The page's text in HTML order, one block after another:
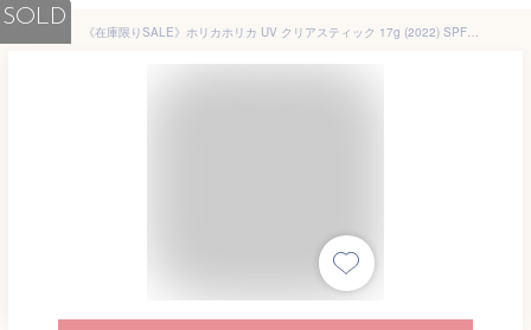
SOLD
《在庫限りSALE》ホリカホリカ UV クリアスティック 17g (2022) SPF50 PA++++【楽天ロジ発送 送料無料】HolikaHolika 日焼け止め UVケア UVスティック 紫外線カット 対策 顔 デコルテ uv化粧下地 スティック サンスクリーン スティックタイプ 韓国コスメ 機内持ち込み可能